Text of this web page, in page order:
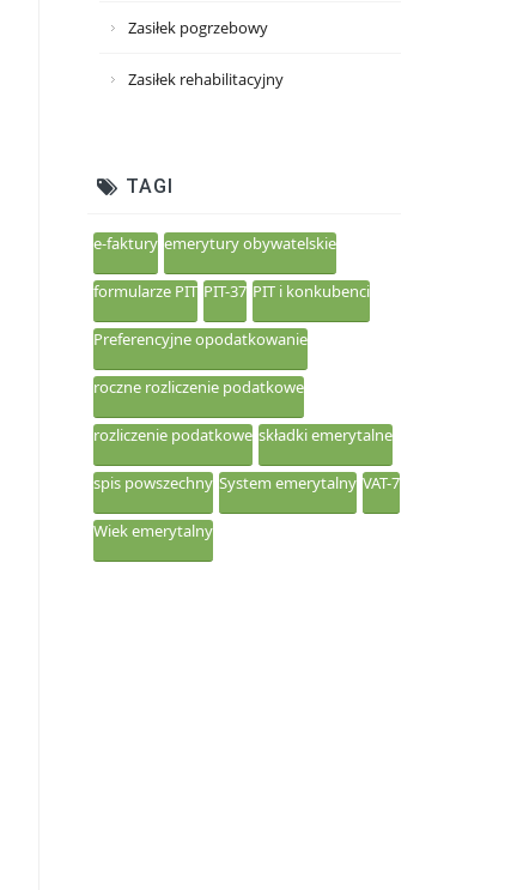
Zasiłek pogrzebowy
Zasiłek rehabilitacyjny
TAGI
e-faktury emerytury obywatelskie
formularze PIT PIT-37 PIT i konkubenci
Preferencyjne opodatkowanie
roczne rozliczenie podatkowe
rozliczenie podatkowe składki emerytalne
spis powszechny System emerytalny VAT-7
Wiek emerytalny